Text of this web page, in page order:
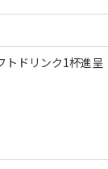
トドリンク1杯進呈